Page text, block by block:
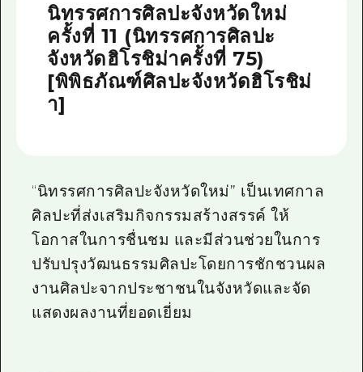
นิทรรศการศิลปะจังหวัดใหม่
ครั้งที่ 11 (นิทรรศการศิลปะ
จังหวัดฮิโรชิม่าครั้งที่ 75)
[พิพิธภัณฑ์ศิลปะจังหวัดฮิโรชิม่
า]
“นิทรรศการศิลปะจังหวัดใหม่” เป็นเทศกาล
ศิลปะที่ส่งเสริมกิจกรรมสร้างสรรค์ ให้
โอกาสในการชื่นชม และมีส่วนช่วยในการ
ปรับปรุงวัฒนธรรมศิลปะโดยการชักชวนผล
งานศิลปะจากประชาชนในจังหวัดและจัด
แสดงผลงานที่ยอดเยี่ยม